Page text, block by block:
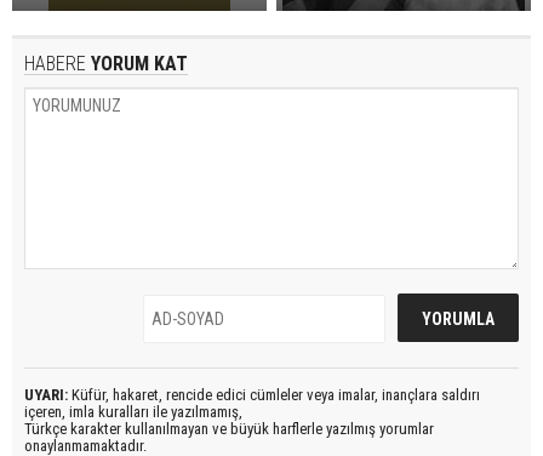
HABERE YORUM KAT
UYARI: Küfür, hakaret, rencide edici cümleler veya imalar, inançlara saldırı
içeren, imla kuralları ile yazılmamış,
Türkçe karakter kullanılmayan ve büyük harflerle yazılmış yorumlar
onaylanmamaktadır.